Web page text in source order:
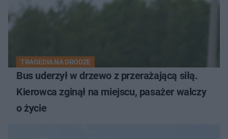
TRAGEDIA NA DRODZE
Bus uderzył w drzewo z przerażającą siłą.
Kierowca zginął na miejscu, pasażer walczy
o życie